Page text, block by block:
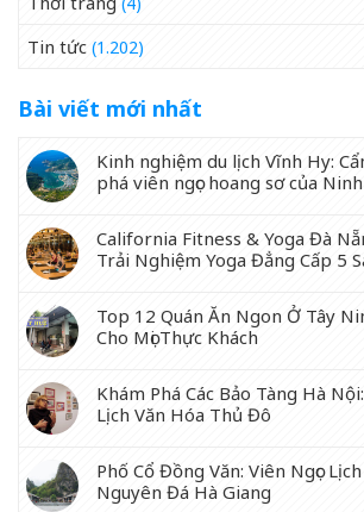
Tin tức (1.202)
Bài viết mới nhất
Kinh nghiệm du lịch Vĩnh Hy:
phá viên ngọc hoang sơ của
California Fitness & Yoga Đà
Trải Nghiệm Yoga Đẳng Cấp 5
Top 12 Quán Ăn Ngon Ở Tây
Cho Mọi Thực Khách
Khám Phá Các Bảo Tàng Hà
Lịch Văn Hóa Thủ Đô
Phố Cổ Đồng Văn: Viên Ngọc
Nguyên Đá Hà Giang